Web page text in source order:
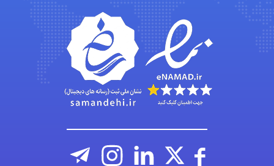
vali
fahimeh sheibani